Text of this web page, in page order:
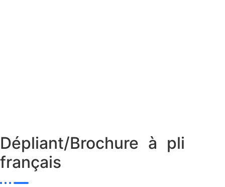
Dépliant/Brochure à pli
français